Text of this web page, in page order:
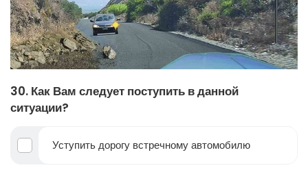
30. Как Вам следует поступить в данной
ситуации?
Уступить дорогу встречному автомобилю